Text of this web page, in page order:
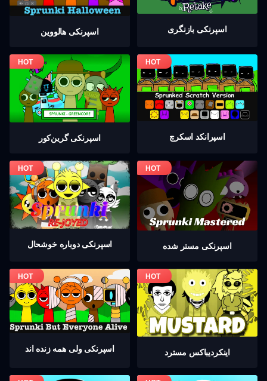
اسپرنکی هالووین اسپرنکی بازنگری
اسپرنکی گرين‌كور اسپرانکد اسکرچ
اسپرنکی دوباره خوشحال اسپرنکی مستر شده
اسپرنکی ولی همه زنده اند اینکردیباكس مسترد